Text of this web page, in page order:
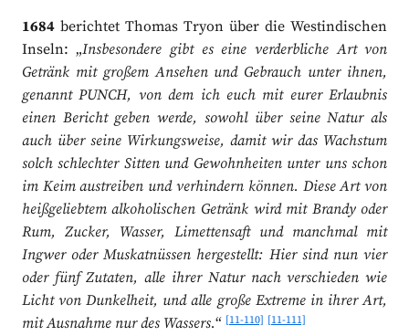
1684berichtet Thomas Tryon über die Westindischen
Inseln: „Insbesondere gibt es eine verderbliche Art von
Getränk mit großem Ansehen und Gebrauch unter ihnen,
genannt PUNCH, von dem ich euch mit eurer Erlaubnis
einen Bericht geben werde, sowohl über seine Natur als
auch über seine Wirkungsweise, damit wir das Wachstum
solch schlechter Sitten und Gewohnheiten unter uns schon
im Keim austreiben und verhindern können. Diese Art von
heißgeliebtem alkoholischen Getränk wird mit Brandy oder
Rum, Zucker, Wasser, Limettensaft und manchmal mit
Ingwer oder Muskatnüssen hergestellt: Hier sind nun vier
oder fünf Zutaten, alle ihrer Natur nach verschieden wie
Licht von Dunkelheit, und alle große Extreme in ihrer Art,
mit Ausnahme nur des Wassers.“[11-110] [11-111]